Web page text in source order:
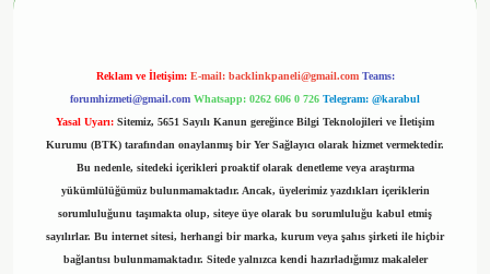
Reklam ve İletişim: E-mail: backlinkpaneli@gmail.com Teams:
forumhizmeti@gmail.com Whatsapp: 0262 606 0 726 Telegram: @karabul
Yasal Uyarı: Sitemiz, 5651 Sayılı Kanun gereğince Bilgi Teknolojileri ve İletişim
Kurumu (BTK) tarafından onaylanmış bir Yer Sağlayıcı olarak hizmet vermektedir.
Bu nedenle, sitedeki içerikleri proaktif olarak denetleme veya araştırma
yükümlülüğümüz bulunmamaktadır. Ancak, üyelerimiz yazdıkları içeriklerin
sorumluluğunu taşımakta olup, siteye üye olarak bu sorumluluğu kabul etmiş
sayılırlar. Bu internet sitesi, herhangi bir marka, kurum veya şahıs şirketi ile hiçbir
bağlantısı bulunmamaktadır. Sitede yalnızca kendi hazırladığımız makaleler